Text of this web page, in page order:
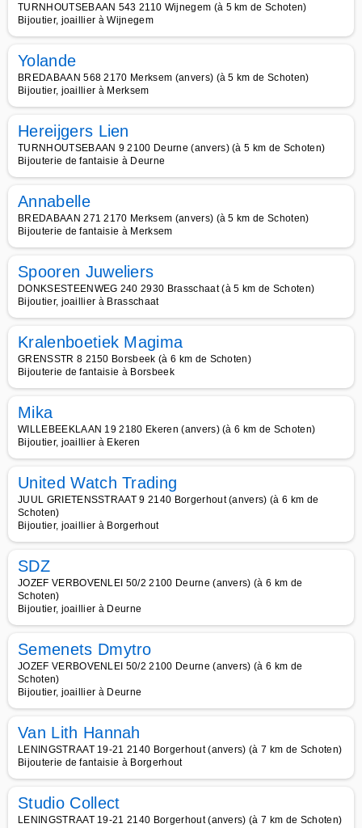
TURNHOUTSEBAAN 543 2110 Wijnegem (à 5 km de Schoten)
Bijoutier, joaillier à Wijnegem
Yolande
BREDABAAN 568 2170 Merksem (anvers) (à 5 km de Schoten)
Bijoutier, joaillier à Merksem
Hereijgers Lien
TURNHOUTSEBAAN 9 2100 Deurne (anvers) (à 5 km de Schoten)
Bijouterie de fantaisie à Deurne
Annabelle
BREDABAAN 271 2170 Merksem (anvers) (à 5 km de Schoten)
Bijouterie de fantaisie à Merksem
Spooren Juweliers
DONKSESTEENWEG 240 2930 Brasschaat (à 5 km de Schoten)
Bijoutier, joaillier à Brasschaat
Kralenboetiek Magima
GRENSSTR 8 2150 Borsbeek (à 6 km de Schoten)
Bijouterie de fantaisie à Borsbeek
Mika
WILLEBEEKLAAN 19 2180 Ekeren (anvers) (à 6 km de Schoten)
Bijoutier, joaillier à Ekeren
United Watch Trading
JUUL GRIETENSSTRAAT 9 2140 Borgerhout (anvers) (à 6 km de
Schoten)
Bijoutier, joaillier à Borgerhout
SDZ
JOZEF VERBOVENLEI 50/2 2100 Deurne (anvers) (à 6 km de
Schoten)
Bijoutier, joaillier à Deurne
Semenets Dmytro
JOZEF VERBOVENLEI 50/2 2100 Deurne (anvers) (à 6 km de
Schoten)
Bijoutier, joaillier à Deurne
Van Lith Hannah
LENINGSTRAAT 19-21 2140 Borgerhout (anvers) (à 7 km de Schoten)
Bijouterie de fantaisie à Borgerhout
Studio Collect
LENINGSTRAAT 19-21 2140 Borgerhout (anvers) (à 7 km de Schoten)